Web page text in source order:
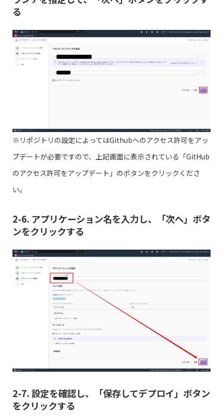
る
※リポジトリの設定によってはGithubへのアクセス許可をアッ
プデートが必要ですので、上記画面に表示されている「GitHub
のアクセス許可をアップデート」のボタンをクリックくださ
い。
2-6. アプリケーション名を入力し、「次へ」ボタ
ンをクリックする
2-7. 設定を確認し、「保存してデプロイ」ボタン
をクリックする